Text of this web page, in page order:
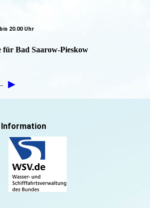
20.00 Uhr
für Bad Saarow-Pieskow
▶